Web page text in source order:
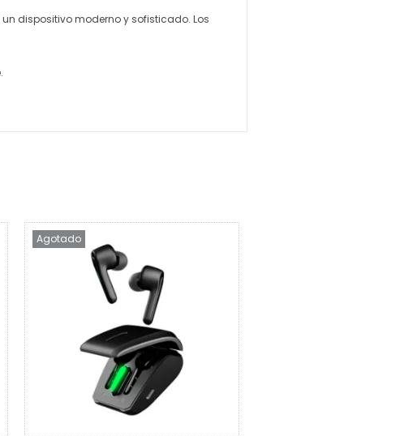
dispositivo moderno y sofisticado. Los
Agotado